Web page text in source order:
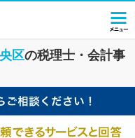
区の税理士・会計事